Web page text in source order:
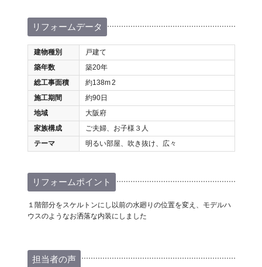
リフォームデータ
建物種別
戸建て
築年数
築20年
総工事面積
約138m2
施工期間
約90日
地域
大阪府
家族構成
ご夫婦、お子様３人
テーマ
明るい部屋、吹き抜け、広々
リフォームポイント
１階部分をスケルトンにし以前の水廻りの位置を変え、モデルハ
ウスのようなお洒落な内装にしました
担当者の声